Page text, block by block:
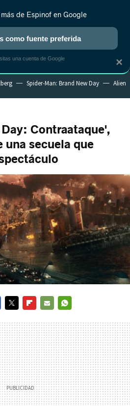
NUEVO
ANIME RANKINGS CINE
Spider-Man: Brand New Day Alien
Contraataque',
una secuela que
MAIL
×
de Espinof en Google
como fuente preferida
una cuenta de Google